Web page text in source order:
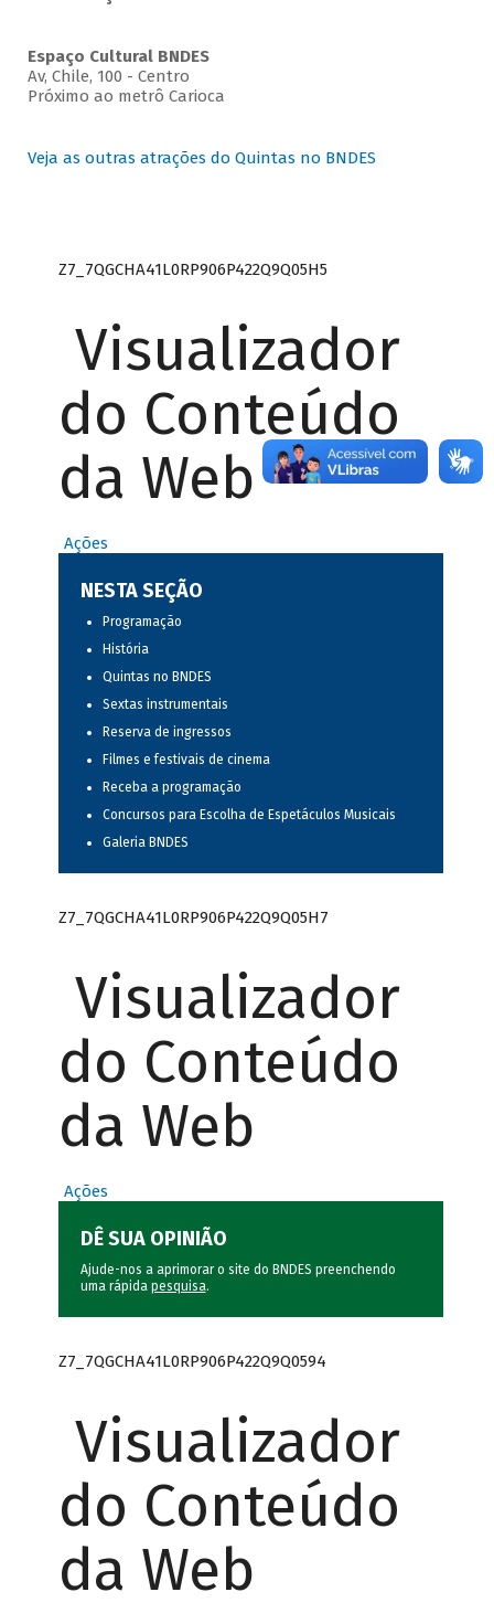
Espaço Cultural BNDES
Av, Chile, 100 - Centro
Próximo ao metrô Carioca
Veja as outras atrações do Quintas no BNDES
Z7_7QGCHA41L0RP906P422Q9Q05H5
Visualizador
do Conteúdo
da Web
Ações
NESTA SEÇÃO
Programação
História
Quintas no BNDES
Sextas instrumentais
Reserva de ingressos
Filmes e festivais de cinema
Receba a programação
Concursos para Escolha de Espetáculos Musicais
Galeria BNDES
Z7_7QGCHA41L0RP906P422Q9Q05H7
Visualizador
do Conteúdo
da Web
Ações
DÊ SUA OPINIÃO
Ajude-nos a aprimorar o site do BNDES preenchendo
uma rápida pesquisa.
Z7_7QGCHA41L0RP906P422Q9Q0594
Visualizador
do Conteúdo
da Web